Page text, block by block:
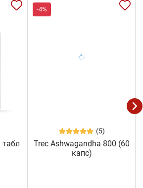
табл
-4%
(5)
Trec Ashwagandha 800 (60
капс)